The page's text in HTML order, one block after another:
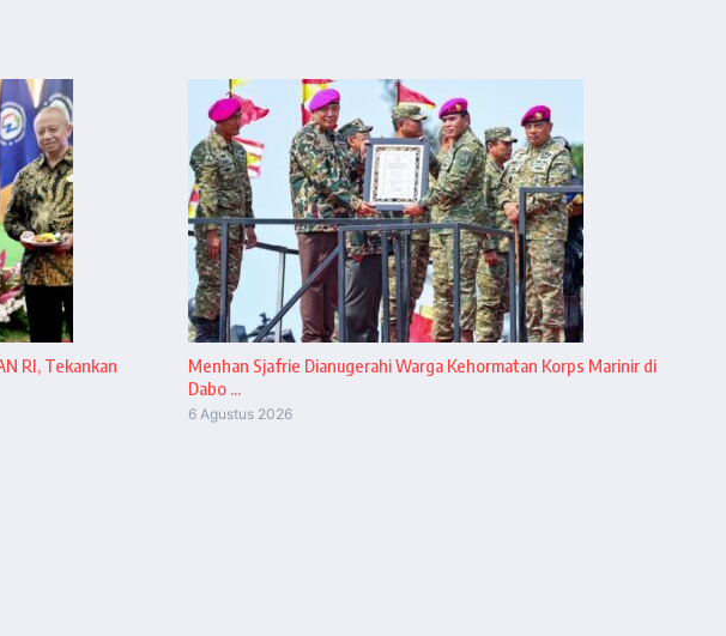
RI, Tekankan
Menhan Sjafrie Dianugerahi Warga Kehormatan Korps Marinir di
Dabo ...
6 Agustus 2026